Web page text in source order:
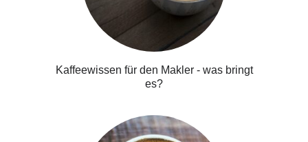
Kaffeewissen für den Makler - was bringt
es?